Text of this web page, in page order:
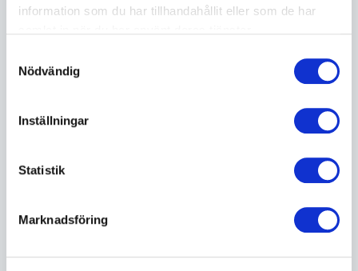
information som du har tillhandahållit eller som de har
Nödvändig
Inställningar
Statistik
Marknadsföring
Säkerhetsparken är byggd
i samarbete med våra
partners
Säkerhetsparken samarbetar med ett stort